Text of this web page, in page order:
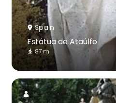
Spain
Estátua de Ataúlfo
87 m